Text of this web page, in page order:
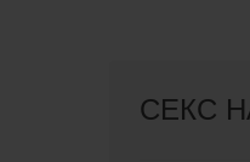
СЕКС